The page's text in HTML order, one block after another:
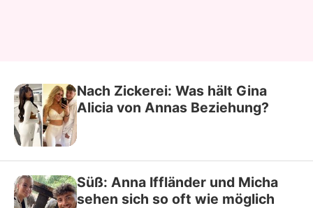
Nach Zickerei: Was hält Gina
Alicia von Annas Beziehung?
Süß: Anna Iffländer und Micha
sehen sich so oft wie möglich